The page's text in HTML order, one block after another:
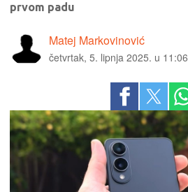
prvom padu
Matej Markovinović
četvrtak, 5. lipnja 2025. u 11:06